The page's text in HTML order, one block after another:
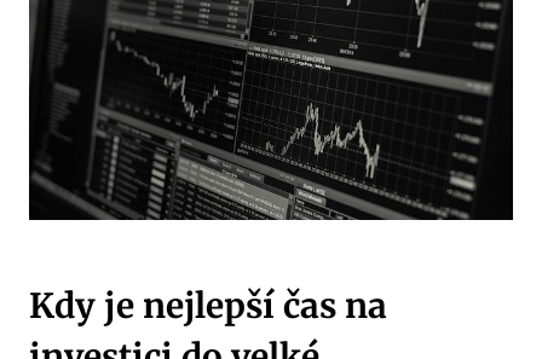
Kdy je‍ nejlepší čas ⁣na